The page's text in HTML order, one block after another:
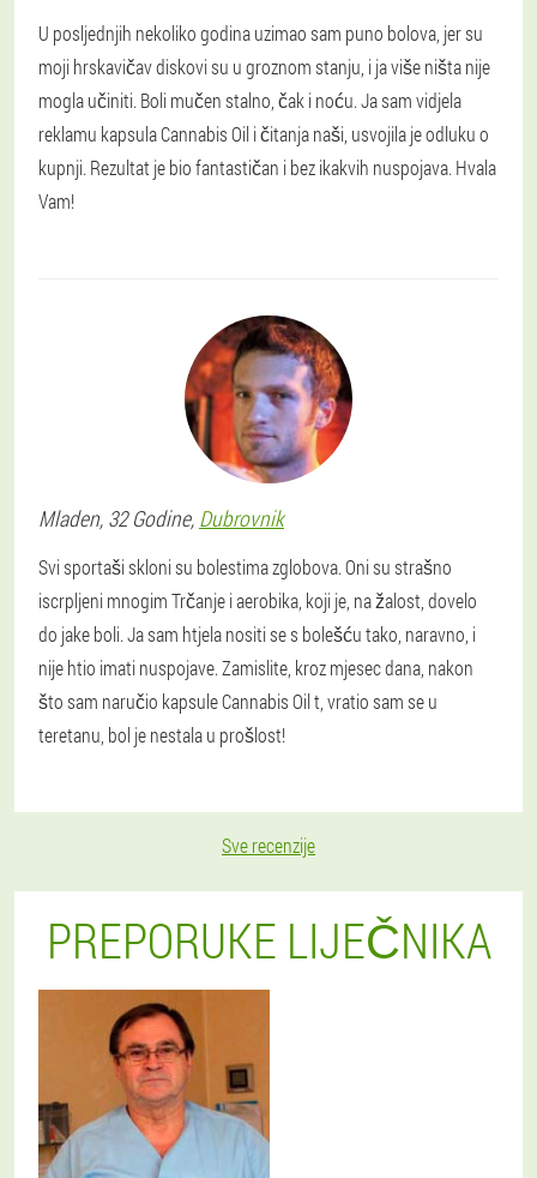
U posljednjih nekoliko godina uzimao sam puno bolova, jer su
moji hrskavičav diskovi su u groznom stanju, i ja više ništa nije
mogla učiniti. Boli mučen stalno, čak i noću. Ja sam vidjela
reklamu kapsula Cannabis Oil i čitanja naši, usvojila je odluku o
kupnji. Rezultat je bio fantastičan i bez ikakvih nuspojava. Hvala
Vam!
Mladen, 32 Godine, Dubrovnik
Svi sportaši skloni su bolestima zglobova. Oni su strašno
iscrpljeni mnogim Trčanje i aerobika, koji je, na žalost, dovelo
do jake boli. Ja sam htjela nositi se s bolešću tako, naravno, i
nije htio imati nuspojave. Zamislite, kroz mjesec dana, nakon
što sam naručio kapsule Cannabis Oil t, vratio sam se u
teretanu, bol je nestala u prošlost!
Sve recenzije
PREPORUKE LIJEČNIKA